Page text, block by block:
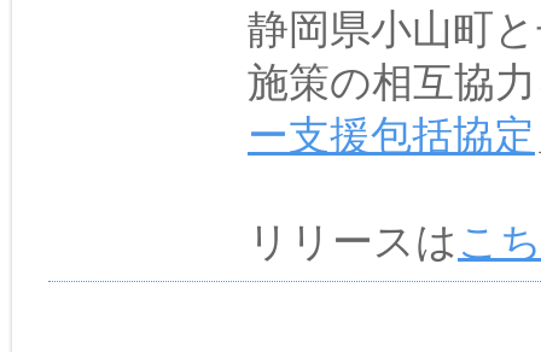
静岡県小山町
施策の相互協
ー支援包括協定
リリースは こ